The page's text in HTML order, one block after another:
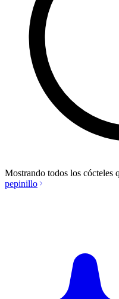
Mostrando todos los cócteles
pepinillo